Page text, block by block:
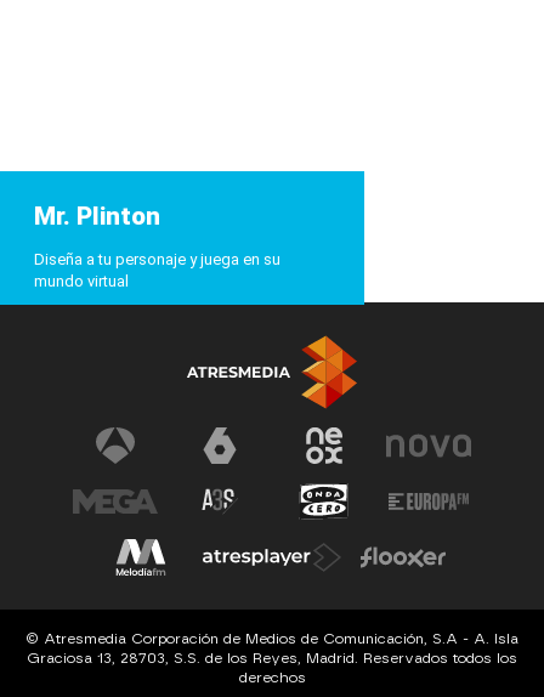
Mr. Plinton
Diseña a tu personaje y juega en su
mundo virtual
© Atresmedia Corporación de Medios de Comunicación, S.A - A. Isla
Graciosa 13, 28703, S.S. de los Reyes, Madrid. Reservados todos los
derechos